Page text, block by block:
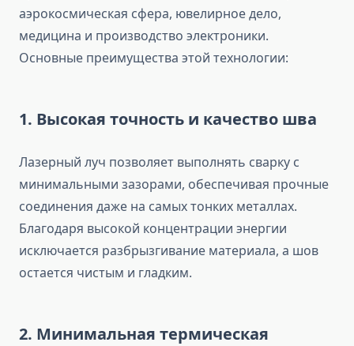
аэрокосмическая сфера, ювелирное дело,
медицина и производство электроники.
Основные преимущества этой технологии:
1. Высокая точность и качество шва
Лазерный луч позволяет выполнять сварку с
минимальными зазорами, обеспечивая прочные
соединения даже на самых тонких металлах.
Благодаря высокой концентрации энергии
исключается разбрызгивание материала, а шов
остается чистым и гладким.
2. Минимальная термическая